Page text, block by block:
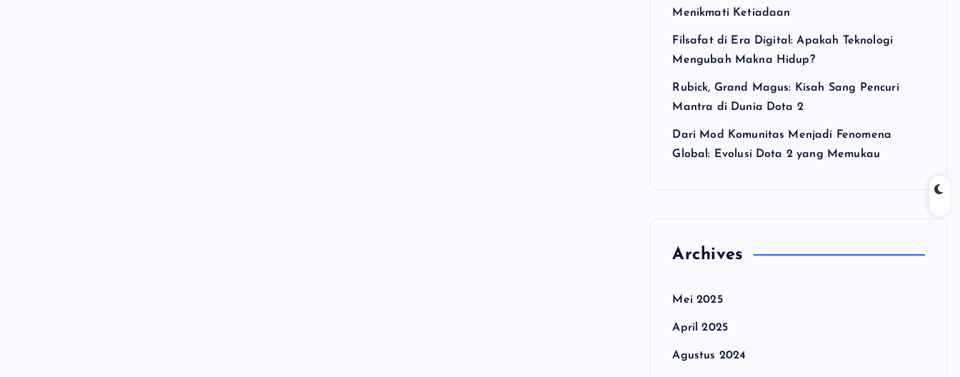
Menikmati Ketiadaan
Filsafat di Era Digital: Apakah Teknologi
Mengubah Makna Hidup?
Rubick, Grand Magus: Kisah Sang Pencuri
Mantra di Dunia Dota 2
Dari Mod Komunitas Menjadi Fenomena
Global: Evolusi Dota 2 yang Memukau
Archives
Mei 2025
April 2025
Agustus 2024